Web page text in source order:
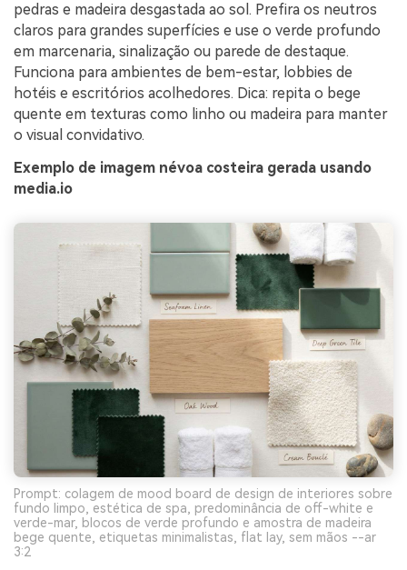
pedras e madeira desgastada ao sol. Prefira os neutros
claros para grandes superfícies e use o verde profundo
em marcenaria, sinalização ou parede de destaque.
Funciona para ambientes de bem-estar, lobbies de
hotéis e escritórios acolhedores. Dica: repita o bege
quente em texturas como linho ou madeira para manter
o visual convidativo.
Exemplo de imagem névoa costeira gerada usando
media.io
Prompt: colagem de mood board de design de interiores sobre
fundo limpo, estética de spa, predominância de off-white e
verde-mar, blocos de verde profundo e amostra de madeira
bege quente, etiquetas minimalistas, flat lay, sem mãos --ar
3:2